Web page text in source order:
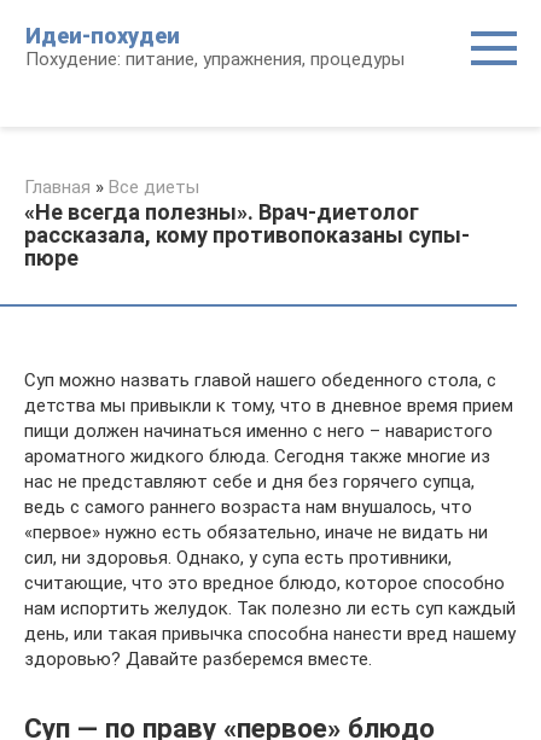
контенту
Идеи-похудеи
Похудение: питание, упражнения, процедуры
Главная » Все диеты
«Не всегда полезны». Врач-диетолог
рассказала, кому противопоказаны супы-
пюре
Суп можно назвать главой нашего обеденного стола, с
детства мы привыкли к тому, что в дневное время прием
пищи должен начинаться именно с него – наваристого
ароматного жидкого блюда. Сегодня также многие из
нас не представляют себе и дня без горячего супца,
ведь с самого раннего возраста нам внушалось, что
«первое» нужно есть обязательно, иначе не видать ни
сил, ни здоровья. Однако, у супа есть противники,
считающие, что это вредное блюдо, которое способно
нам испортить желудок. Так полезно ли есть суп каждый
день, или такая привычка способна нанести вред нашему
здоровью? Давайте разберемся вместе.
Суп — по праву «первое» блюдо